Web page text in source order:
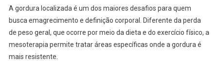
A gordura localizada é um dos maiores desafios para quem
busca emagrecimento e definição corporal. Diferente da perda
de peso geral, que ocorre por meio da dieta e do exercício físico, a
mesoterapia permite tratar áreas específicas onde a gordura é
mais resistente.